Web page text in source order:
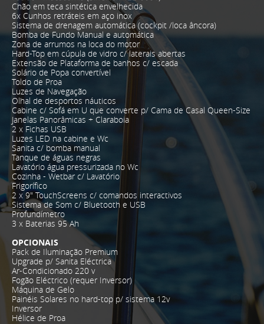
Chão em teca sintética envelhecida
6x Cunhos retráteis em aço inox
Sistema de drenagem automática (cockpit /loca âncora)
Bomba de Fundo Manual e automática
Zona de arrumos na loca do motor
Hard-Top em cúpula de vidro c/ laterais abertas
Extensão de Plataforma de banhos c/ escada
Solário de Popa convertível
Toldo de Proa
Luzes de Navegação
Olhal de desportos náuticos
Cabine c/ Sofá em U que converte p/ Cama de Casal Queen-Size
Janelas Panorâmicas + Claraboia
2 x Fichas USB
Luzes LED na cabine e Wc
Sanita c/ bomba manual
Tanque de águas negras
Lavatório água pressurizada no Wc
Cozinha - Wetbar c/ Lavatório
Frigorífico
2 x 9" TouchScreens c/ comandos interactivos
Sistema de Som c/ Bluetooth e USB
Profundímetro
3 x Baterias 95 Ah
OPCIONAIS
Pack de Iluminação Premium
Upgrade p/ Sanita Eléctrica
Ar-Condicionado 220 v
Fogão Eléctrico (requer Inversor)
Máquina de Gelo
Painéis Solares no hard-top p/ sistema 12v
Inversor
Hélice de Proa